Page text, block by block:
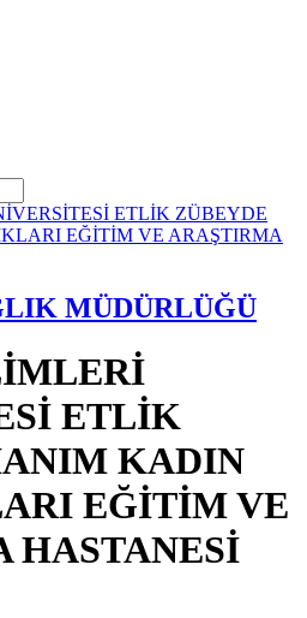
MÜDÜRLÜĞÜ
ETLİK
KADIN
EĞİTİM VE
HASTANESİ